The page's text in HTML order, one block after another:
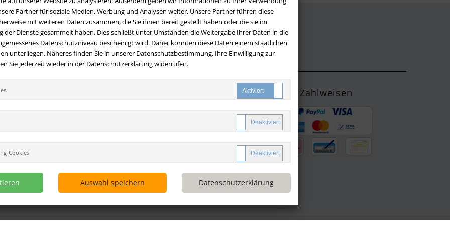
Partner für soziale Medien, Werbung und Analysen weiter. Unsere Partner führen diese
mit weiteren Daten zusammen, die Sie ihnen bereit gestellt haben oder die sie im
der Dienste gesammelt haben. Dies schließt unter Umständen die Weitergabe Ihrer Daten in die
Datenschutzniveau bescheinigt wird. Daher könnten diese Daten einem staatlichen
unterliegen. Näheres finden Sie in unserer Datenschutzbestimmung. Ihre Einwilligung zur
Sie jederzeit wieder in der Datenschutzerklärung widerrufen.
Cookies
LOS
Fragen.
(0)9209 20 23 188
Viele Zahlungsmethoden wie PayPal oder
Zahlweisen